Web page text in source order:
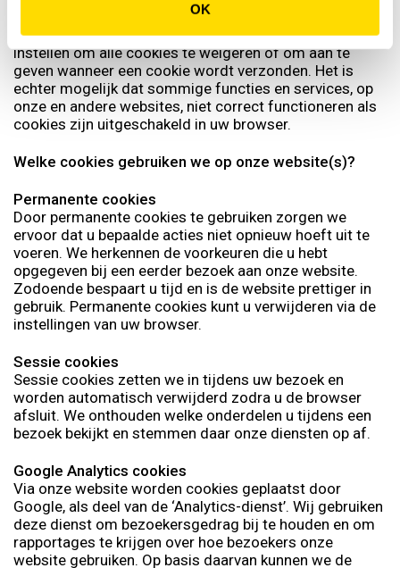
OK
De meeste internet browsers zijn standaard ingesteld
om cookies te accepteren, maar u kunt uw browser
instellen om alle cookies te weigeren of om aan te
geven wanneer een cookie wordt verzonden. Het is
echter mogelijk dat sommige functies en services, op
onze en andere websites, niet correct functioneren als
cookies zijn uitgeschakeld in uw browser.
Welke cookies gebruiken we op onze website(s)?
Permanente cookies
Door permanente cookies te gebruiken zorgen we
ervoor dat u bepaalde acties niet opnieuw hoeft uit te
voeren. We herkennen de voorkeuren die u hebt
opgegeven bij een eerder bezoek aan onze website.
Zodoende bespaart u tijd en is de website prettiger in
gebruik. Permanente cookies kunt u verwijderen via de
instellingen van uw browser.
Sessie cookies
Sessie cookies zetten we in tijdens uw bezoek en
worden automatisch verwijderd zodra u de browser
afsluit. We onthouden welke onderdelen u tijdens een
bezoek bekijkt en stemmen daar onze diensten op af.
Google Analytics cookies
Via onze website worden cookies geplaatst door
Google, als deel van de ‘Analytics-dienst’. Wij gebruiken
deze dienst om bezoekersgedrag bij te houden en om
rapportages te krijgen over hoe bezoekers onze
website gebruiken. Op basis daarvan kunnen we de